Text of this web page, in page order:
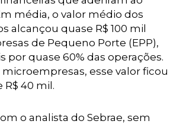
média, o valor médio dos
alcançou quase R$ 100 mil
de Pequeno Porte (EPP),
por quase 60% das operações.
microempresas, esse valor ficou
40 mil.
o analista do Sebrae, sem